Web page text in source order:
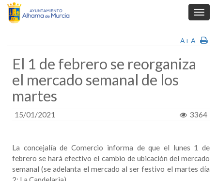
A+ A-
El 1 de febrero se reorganiza
el mercado semanal de los
martes
15/01/2021 3364
La concejalía de Comercio informa de que el lunes 1 de
febrero se hará efectivo el cambio de ubicación del mercado
semanal (se adelanta el mercado al ser festivo el martes día